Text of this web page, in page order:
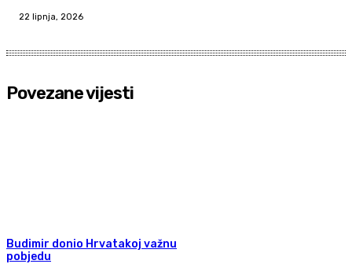
22 lipnja, 2026
Povezane vijesti
Budimir donio Hrvatakoj važnu
pobjedu